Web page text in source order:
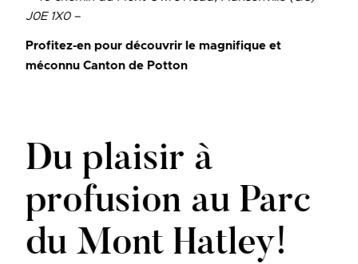
J0E 1X0 –
Profitez-en pour découvrir le magnifique et
méconnu Canton de Potton
Du plaisir à
profusion au Parc
du Mont Hatley!